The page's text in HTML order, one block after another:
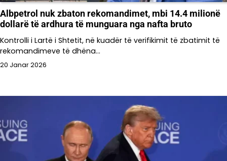
Albpetrol nuk zbaton rekomandimet, mbi 14.4 milionë
dollarë të ardhura të munguara nga nafta bruto
Kontrolli i Lartë i Shtetit, në kuadër të verifikimit të zbatimit të
rekomandimeve të dhëna…
20 Janar 2026